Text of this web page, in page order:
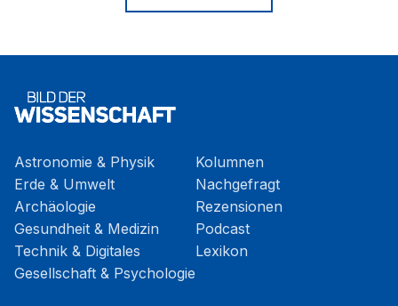
Astronomie & Physik
Erde & Umwelt
Archäologie
Gesundheit & Medizin
Technik & Digitales
Gesellschaft & Psychologie
Kolumnen
Nachgefragt
Rezensionen
Podcast
Lexikon